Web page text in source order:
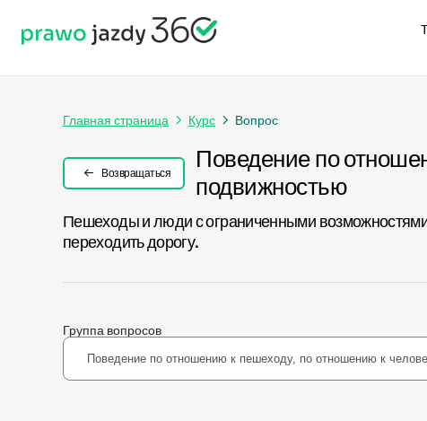
Главная страница Курс Вопрос
Возвращаться
Поведение по
подвижностью
Пешеходы и люди с ограниченными
переходить дорогу.
Группа вопросов